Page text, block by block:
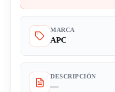
MARCA
APC
DESCRIPCIÓN
—